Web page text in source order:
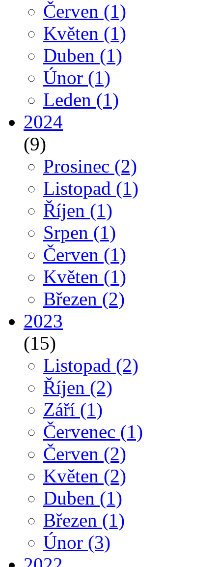
Červen (1)
Květen (1)
Duben (1)
Únor (1)
Leden (1)
2024
(9)
Prosinec (2)
Listopad (1)
Říjen (1)
Srpen (1)
Červen (1)
Květen (1)
Březen (2)
2023
(15)
Listopad (2)
Říjen (2)
Září (1)
Červenec (1)
Červen (2)
Květen (2)
Duben (1)
Březen (1)
Únor (3)